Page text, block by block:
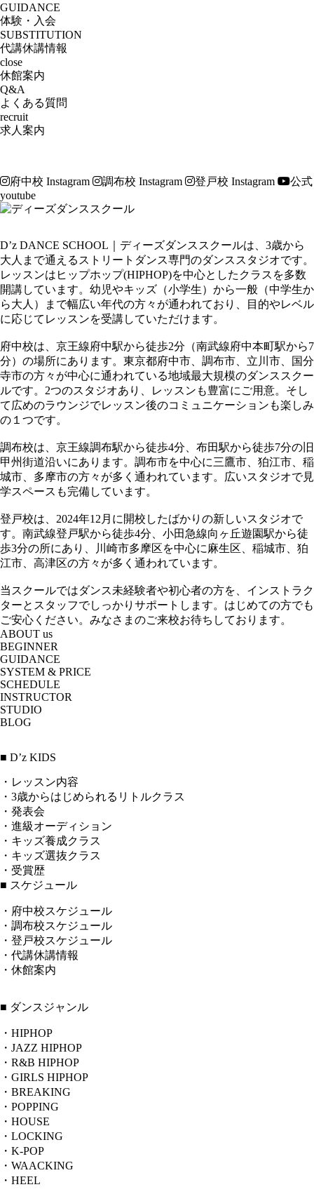
GUIDANCE
体験・入会
SUBSTITUTION
代講休講情報
close
休館案内
Q&A
よくある質問
recruit
求人案内
府中校 Instagram 調布校 Instagram 登戸校 Instagram
公式
youtube
D’z DANCE SCHOOL｜ディーズダンススクールは、3歳から
大人まで通えるストリートダンス専門のダンススタジオです。
レッスンはヒップホップ(HIPHOP)を中心としたクラスを多数
開講しています。幼児やキッズ（小学生）から一般（中学生か
ら大人）まで幅広い年代の方々が通われており、目的やレベル
に応じてレッスンを受講していただけます。
府中校は、京王線府中駅から徒歩2分（南武線府中本町駅から7
分）の場所にあります。東京都府中市、調布市、立川市、国分
寺市の方々が中心に通われている地域最大規模のダンススクー
ルです。2つのスタジオあり、レッスンも豊富にご用意。そし
て広めのラウンジでレッスン後のコミュニケーションも楽しみ
の１つです。
調布校は、京王線調布駅から徒歩4分、布田駅から徒歩7分の旧
甲州街道沿いにあります。調布市を中心に三鷹市、狛江市、稲
城市、多摩市の方々が多く通われています。広いスタジオで見
学スペースも完備しています。
登戸校は、2024年12月に開校したばかりの新しいスタジオで
す。南武線登戸駅から徒歩4分、小田急線向ヶ丘遊園駅から徒
歩3分の所にあり、川崎市多摩区を中心に麻生区、稲城市、狛
江市、高津区の方々が多く通われています。
当スクールではダンス未経験者や初心者の方を、インストラク
ターとスタッフでしっかりサポートします。はじめての方でも
ご安心ください。みなさまのご来校お待ちしております。
ABOUT us
BEGINNER
GUIDANCE
SYSTEM & PRICE
SCHEDULE
INSTRUCTOR
STUDIO
BLOG
■ D’z KIDS
・レッスン内容
・3歳からはじめられるリトルクラス
・発表会
・進級オーディション
・キッズ養成クラス
・キッズ選抜クラス
・受賞歴
■ スケジュール
・府中校スケジュール
・調布校スケジュール
・登戸校スケジュール
・代講休講情報
・休館案内
■ ダンスジャンル
・HIPHOP
・JAZZ HIPHOP
・R&B HIPHOP
・GIRLS HIPHOP
・BREAKING
・POPPING
・HOUSE
・LOCKING
・K-POP
・WAACKING
・HEEL